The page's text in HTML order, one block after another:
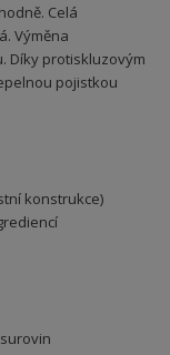
Celá
Výměna
Díky protiskluzovým
pojistkou
konstrukce)